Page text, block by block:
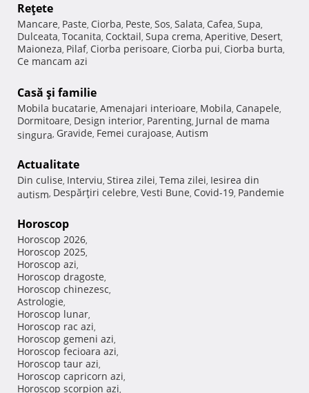
Reţete
Mancare, Paste, Ciorba, Peste, Sos, Salata, Cafea, Supa,
Dulceata, Tocanita, Cocktail, Supa crema, Aperitive, Desert,
Maioneza, Pilaf, Ciorba perisoare, Ciorba pui, Ciorba burta,
Ce mancam azi
Casă şi familie
Mobila bucatarie, Amenajari interioare, Mobila, Canapele,
Dormitoare, Design interior, Parenting, Jurnal de mama
singura, Gravide, Femei curajoase, Autism
Actualitate
Din culise, Interviu, Stirea zilei, Tema zilei, Iesirea din
autism, Despărţiri celebre, Vesti Bune, Covid-19, Pandemie
Horoscop
Horoscop 2026,
Horoscop 2025,
Horoscop azi,
Horoscop dragoste,
Horoscop chinezesc,
Astrologie,
Horoscop lunar,
Horoscop rac azi,
Horoscop gemeni azi,
Horoscop fecioara azi,
Horoscop taur azi,
Horoscop capricorn azi,
Horoscop scorpion azi,